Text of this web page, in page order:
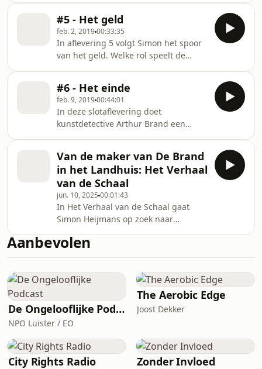
een sleutel in handen? Heijmans
wordt benaderd door iemand die
ooggetuige was van de brand en
komt in contact met Rob Bartol, een
journalist
#5 - Het geld
feb. 2, 201900:33:35
In aflevering 5 volgt Simon het spoor
van het geld. Welke rol speelt de
miljoenen van Ewald Marggraff?
#6 - Het einde
feb. 9, 201900:44:01
In deze slotaflevering doet
kunstdetective Arthur Brand een
Marggraff. Er duikt een nieuwe bron
op die uit de school klapt over de
stichting die het beheer voert over
het nagelaten vermogen van de
exentrieke Brabantse
grootgrondbezitter. De Marggraff
Stichting heeft laten weten dat wij
hetgeen wij in deze podcast
vermelden ten a
Van de maker van De Brand
in het Landhuis: Het Verhaal
van de Schaal
jun. 10, 2025 00:01:43
In Het Verhaal van de Schaal gaat
Simon Heijmans op zoek naar
schaal van Chinees porselein. Is de
schaal, zoals verzamelaar Ton denkt,
daarmee een wereldontdekking? Of is
er iets anders aan de hand? Vanaf
maandag 9 juni zijn de eerste vier
afleveringen van de 7-delige true-
story podcast te horen via de NPO
Luister-app en de eerste
Aanbevolen
De Ongelooflijke Podcast
NPO Luister / EO
The Aerobic Edge
Joost Dekker
City Rights Radio Zonder Invloed